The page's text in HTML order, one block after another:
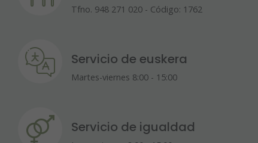
Tfno. 948 271 020 - Código: 1762
Servicio de euskera
Martes-viernes 8:00 - 15:00
Servicio de igualdad